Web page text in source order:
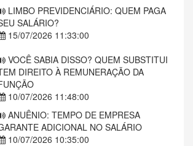
reais em 88,4% dos reajustes da
nas negociações dos serviços
do comércio”, diz o Boletim do
com data-base em outubro, o
da inflação será de 4,09%, que
variação do INPC nos 12 meses
setembro último.
LIMBO PREVIDENCIÁRIO: QUEM PAGA
SALÁRIO?
15/07/2026 11:33:00
VOCÊ SABIA DISSO? QUEM SUBSTITUI
DIREITO À REMUNERAÇÃO DA
10/07/2026 11:48:00
ANUÊNIO: TEMPO DE EMPRESA
ADICIONAL NO SALÁRIO
10/07/2026 10:35:00